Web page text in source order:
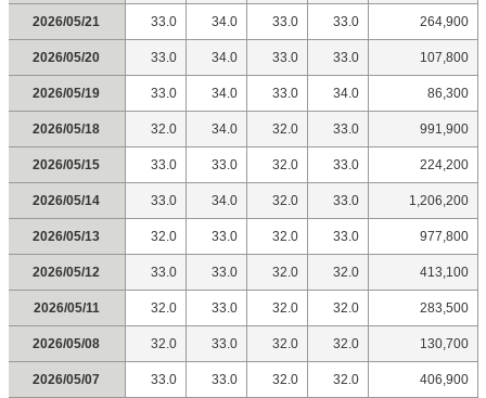
2026/05/21 33.0 34.0 33.0 33.0 264,900
2026/05/20 33.0 34.0 33.0 33.0 107,800
2026/05/19 33.0 34.0 33.0 34.0 86,300
2026/05/18 32.0 34.0 32.0 33.0 991,900
2026/05/15 33.0 33.0 32.0 33.0 224,200
2026/05/14 33.0 34.0 32.0 33.0 1,206,200
2026/05/13 32.0 33.0 32.0 33.0 977,800
2026/05/12 33.0 33.0 32.0 32.0 413,100
2026/05/11 32.0 33.0 32.0 32.0 283,500
2026/05/08 32.0 33.0 32.0 32.0 130,700
2026/05/07 33.0 33.0 32.0 32.0 406,900